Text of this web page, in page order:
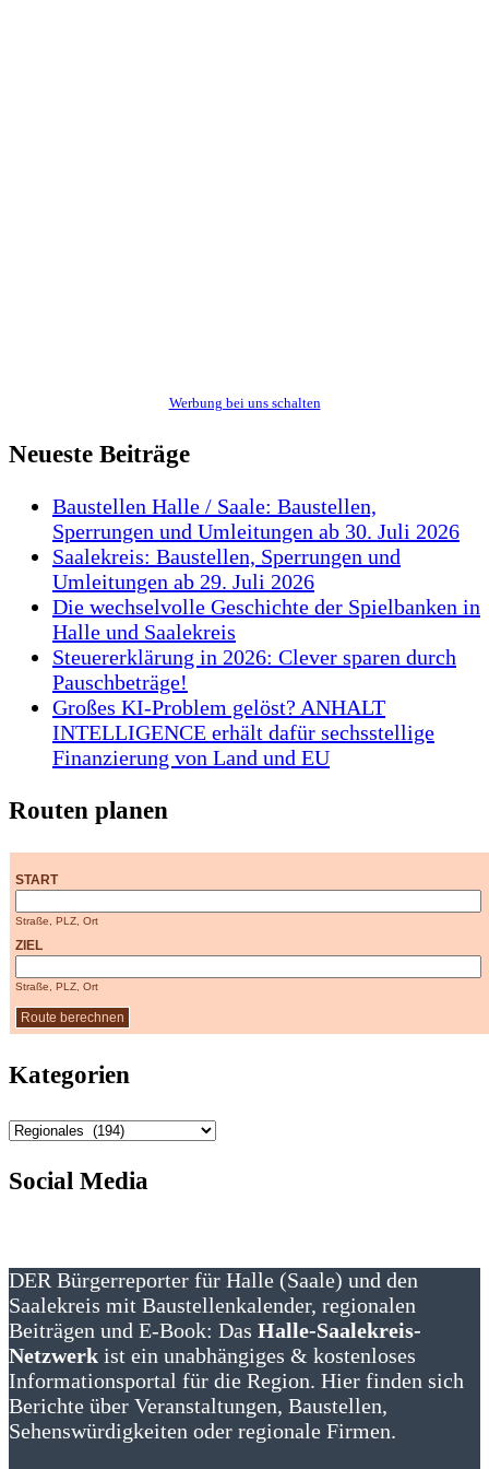
Werbung bei uns schalten
Neueste Beiträge
Baustellen Halle / Saale: Baustellen,
Sperrungen und Umleitungen ab 30. Juli 2026
Saalekreis: Baustellen, Sperrungen und
Umleitungen ab 29. Juli 2026
Die wechselvolle Geschichte der Spielbanken in
Halle und Saalekreis
Steuererklärung in 2026: Clever sparen durch
Pauschbeträge!
Großes KI-Problem gelöst? ANHALT
INTELLIGENCE erhält dafür sechsstellige
Finanzierung von Land und EU
Routen planen
START
Straße, PLZ, Ort
ZIEL
Straße, PLZ, Ort
Kategorien
Kategorien
Social Media
DER Bürgerreporter für Halle (Saale) und den
Saalekreis mit Baustellenkalender, regionalen
Beiträgen und E-Book: Das Halle-Saalekreis-
Netzwerk ist ein unabhängiges & kostenloses
Informationsportal für die Region. Hier finden sich
Berichte über Veranstaltungen, Baustellen,
Sehenswürdigkeiten oder regionale Firmen.